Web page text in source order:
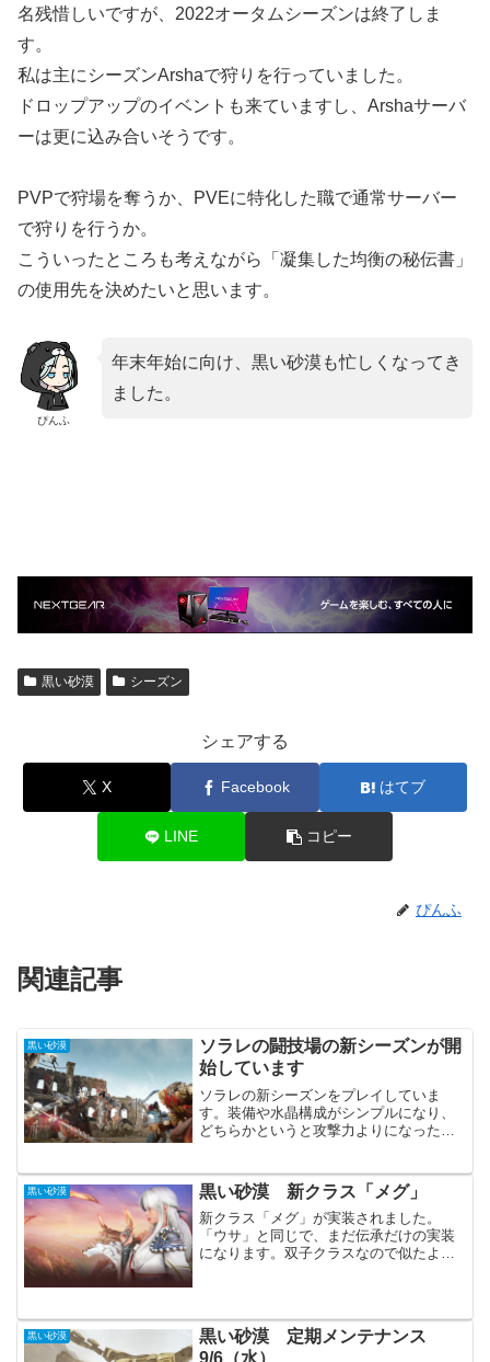
名残惜しいですが、2022オータムシーズンは終了しま
す。
私は主にシーズンArshaで狩りを行っていました。
ドロップアップのイベントも来ていますし、Arshaサーバ
ーは更に込み合いそうです。
PVPで狩場を奪うか、PVEに特化した職で通常サーバー
で狩りを行うか。
こういったところも考えながら「凝集した均衡の秘伝書」
の使用先を決めたいと思います。
ぴんふ
年末年始に向け、黒い砂漠も忙しくなってき
ました。
黒い砂漠 シーズン
シェアする
X Facebook はてブ
LINE コピー
ぴんふ
関連記事
黒い砂漠
ソラレの闘技場の新シーズンが開
始しています
ソラレの新シーズンをプレイしていま
す。装備や水晶構成がシンプルになり、
どちらかというと攻撃力よりになったと
今回から勝利ポーズが増えました
が・・・必要でしょうか？あまり...
黒い砂漠 黒い砂漠 新クラス「メグ」
新クラス「メグ」が実装されました。
「ウサ」と同じで、まだ伝承だけの実装
になります。双子クラスなので似たよう
ご祝儀的にキャラクターのス...
黒い砂漠
黒い砂漠 定期メンテナンス
9/6（水）